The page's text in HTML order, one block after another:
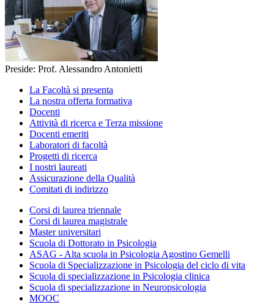
Preside: Prof. Alessandro Antonietti
La Facoltà si presenta
La nostra offerta formativa
Docenti
Attività di ricerca e Terza missione
Docenti emeriti
Laboratori di facoltà
Progetti di ricerca
I nostri laureati
Assicurazione della Qualità
Comitati di indirizzo
Corsi di laurea triennale
Corsi di laurea magistrale
Master universitari
Scuola di Dottorato in Psicologia
ASAG - Alta scuola in Psicologia Agostino Gemelli
Scuola di Specializzazione in Psicologia del ciclo di vita
Scuola di specializzazione in Psicologia clinica
Scuola di specializzazione in Neuropsicologia
MOOC